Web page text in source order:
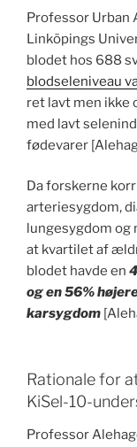
Professor Urban
Linköpings
blodet hos 688
blodseleniveau
ret lavt men ikke
med lavt
fødevarer
Da forskerne
arteriesygdom,
lungesygdom og
at kvartilet af
blodet havde en
og en 56%
karsygdom
Rationale for
KiSel-10-
Professor